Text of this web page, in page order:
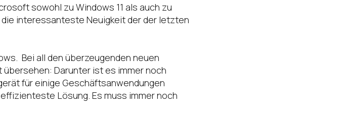
sowohl zu Windows 11 als auch zu
interessanteste Neuigkeit der der letzten
Bei all den überzeugenden neuen
Darunter ist es immer noch
für einige Geschäftsanwendungen
Lösung. Es muss immer noch